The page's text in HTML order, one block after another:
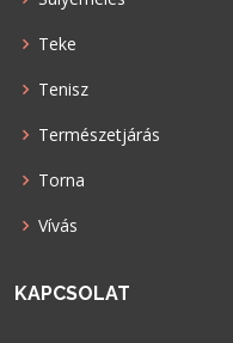
Teke
Tenisz
Természetjárás
Torna
Vívás
KAPCSOLAT